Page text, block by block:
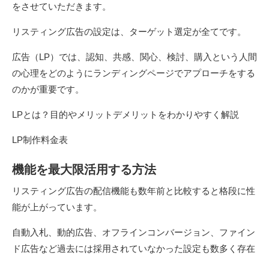
をさせていただきます。
リスティング広告の設定は、ターゲット選定が全てです。
広告（LP）では、認知、共感、関心、検討、購入という人間
の心理をどのようにランディングページでアプローチをする
のかが重要です。
LPとは？目的やメリットデメリットをわかりやすく解説
LP制作料金表
機能を最大限活用する方法
リスティング広告の配信機能も数年前と比較すると格段に性
能が上がっています。
自動入札、動的広告、オフラインコンバージョン、ファイン
ド広告など過去には採用されていなかった設定も数多く存在